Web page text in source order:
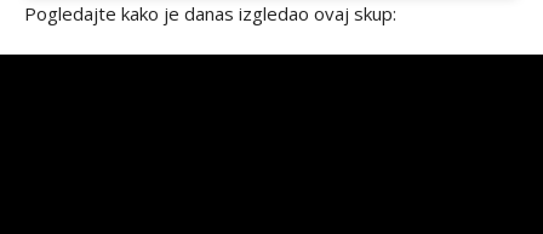
Pogledajte kako je danas izgledao ovaj skup: